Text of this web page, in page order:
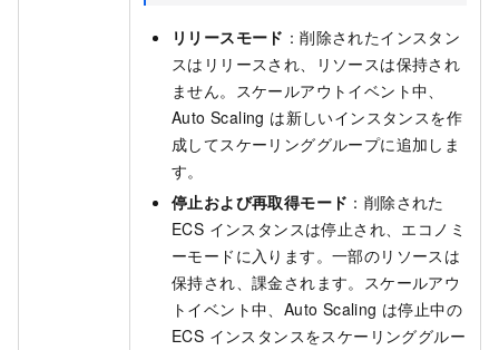
リリースモード ：削除されたインスタン
スはリリースされ、リソースは保持され
ません。スケールアウトイベント中、
Auto Scaling は新しいインスタンスを作
成してスケーリンググループに追加しま
す。
停止および再取得モード ：削除された
ECS インスタンスは停止され、エコノミ
ーモードに入ります。一部のリソースは
保持され、課金されます。スケールアウ
トイベント中、Auto Scaling は停止中の
ECS インスタンスをスケーリンググルー